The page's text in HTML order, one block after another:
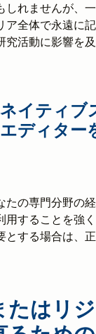
しれませんが、
ア全体で永遠に
究活動に影響を
イティブ
ディター
たの専門分野の
用することを強
とする場合は、
たはリジ